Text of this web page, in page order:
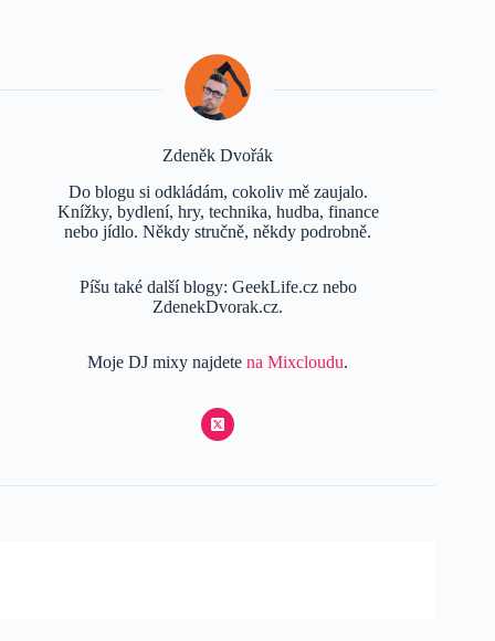
Zdeněk Dvořák
Do blogu si odkládám, cokoliv mě zaujalo.
Knížky, bydlení, hry, technika, hudba, finance
nebo jídlo. Někdy stručně, někdy podrobně.
Píšu také další blogy: GeekLife.cz nebo
ZdenekDvorak.cz.
Moje DJ mixy najdetena Mixcloudu.